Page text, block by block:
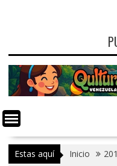
Estas aquí Inicio